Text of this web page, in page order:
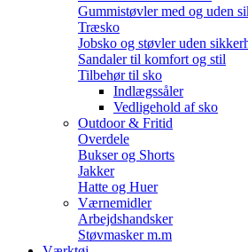
Gummistøvler med og uden
Træsko
Jobsko og støvler uden
Sandaler til komfort og stil
Tilbehør til sko
Indlægssåler
Vedligehold af sko
Outdoor & Fritid
Overdele
Bukser og Shorts
Jakker
Hatte og Huer
Værnemidler
Arbejdshandsker
Støvmasker m.m